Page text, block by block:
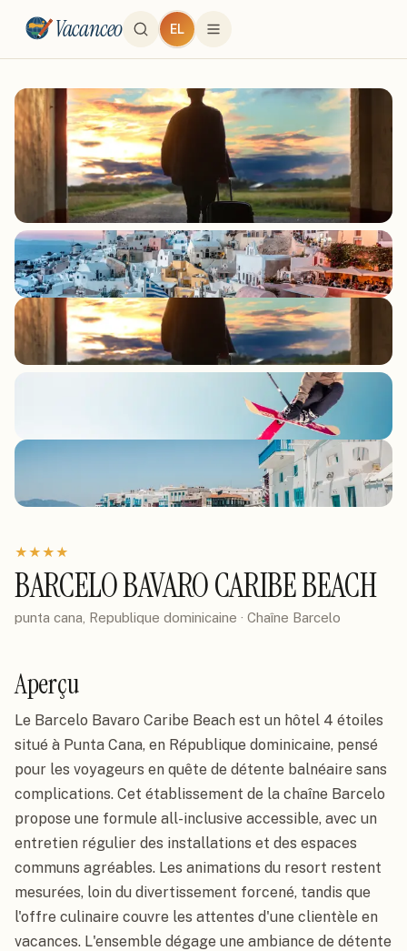
Vacanceo EL
★★★★
BARCELO BAVARO CARIBE BEACH
punta cana, Republique dominicaine · Chaîne Barcelo
Aperçu
Le Barcelo Bavaro Caribe Beach est un hôtel 4 étoiles
situé à Punta Cana, en République dominicaine, pensé
pour les voyageurs en quête de détente balnéaire sans
complications. Cet établissement de la chaîne Barcelo
propose une formule all-inclusive accessible, avec un
entretien régulier des installations et des espaces
communs agréables. Les animations du resort restent
mesurées, loin du divertissement forcené, tandis que
l'offre culinaire couvre les attentes d'une clientèle en
vacances. L'ensemble dégage une ambiance de détente